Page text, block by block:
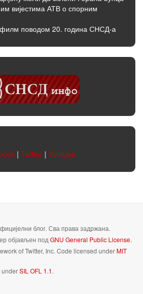
вијестима АТВ о спорним
филм поводом 20. година СНСД-а
| Twitter| Youtube
блог. Сва права задржана.
објављен под GNU General Public License.
of Twitter, Inc. Code licensed underMIT
underSIL OFL 1.1.